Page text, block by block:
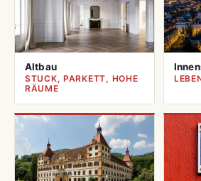
Altbau
STUCK, PARKETT, HOHE
RÄUME